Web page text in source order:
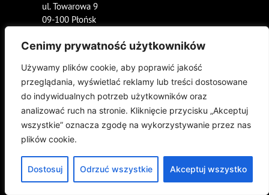
Cenimy prywatność użytkowników
Używamy plików cookie, aby poprawić jakość
przeglądania, wyświetlać reklamy lub treści dostosowane
do indywidualnych potrzeb użytkowników oraz
analizować ruch na stronie. Kliknięcie przycisku „Akceptuj
wszystkie” oznacza zgodę na wykorzystywanie przez nas
plików cookie.
Dostosuj Odrzuć wszystkie Akceptuj wszystko
ul. Towarowa 9
09-100 Płońsk
E-mail
kasaplanetarium@mckplonsk.pl
Adam Derdzikowski
728 338 834
Sylwia Krzemińska
Godziny otwarcia
Wtorek 9:00-17:00